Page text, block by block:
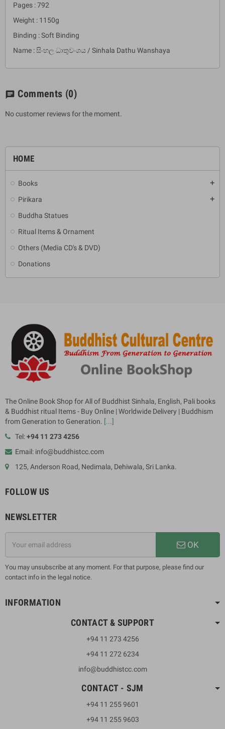
HOME
Books add
Pirikara add
Buddha Statues
Ritual Items & Ornament
Others (Media CD's & DVD)
Donations
Pages : 792
Weight : 1150g
Binding : Soft Binding
Name : සිංහල ධාතුවංශය / Sinhala Dathu Wanshaya
chat Comments (0)
No customer reviews for the moment.
The Online Book Shop for All of Buddhist Sinhala, English, Pali books
& Buddhist ritual Items - Buy Online | Worldwide Delivery | Buddhism
from Generation to Generation. [...]
Tel:+94 11 273 4256
Email: info@buddhistcc.com
125, Anderson Road, Nedimala, Dehiwala, Sri Lanka.
FOLLOW US
NEWSLETTER
OK
You may unsubscribe at any moment. For that purpose, please find our
contact info in the legal notice.
INFORMATION
CONTACT & SUPPORT
+94 11 273 4256
+94 11 272 6234
info@buddhistcc.com
CONTACT - SJM
+94 11 255 9601
+94 11 255 9603